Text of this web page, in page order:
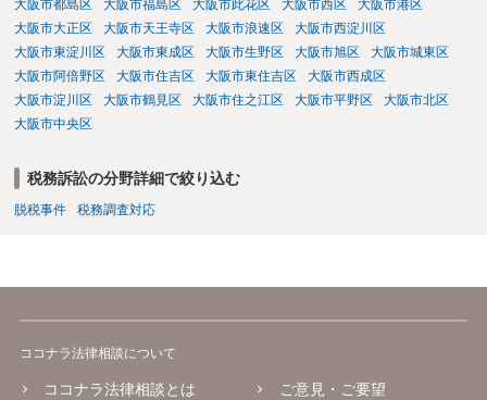
大阪市都島区
大阪市福島区 大阪市此花区 大阪市西区
大阪市港区
大阪市大正区
大阪市天王寺区 大阪市浪速区
大阪市西淀川区
大阪市東淀川区
大阪市東成区 大阪市生野区 大阪市旭区
大阪市城東区
大阪市阿倍野区
大阪市住吉区 大阪市東住吉区
大阪市西成区
大阪市淀川区
大阪市鶴見区 大阪市住之江区 大阪市平野区
大阪市北区
大阪市中央区
税務訴訟の分野詳細で絞り込む
脱税事件 税務調査対応
ココナラ法律相談について
ココナラ法律相談とは ご意見・ご要望